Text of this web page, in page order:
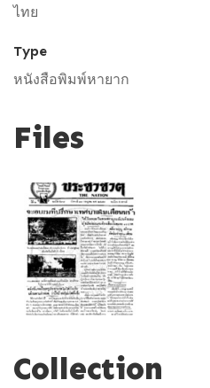
ไทย
Type
หนังสือพิมพ์หายาก
Files
Collection